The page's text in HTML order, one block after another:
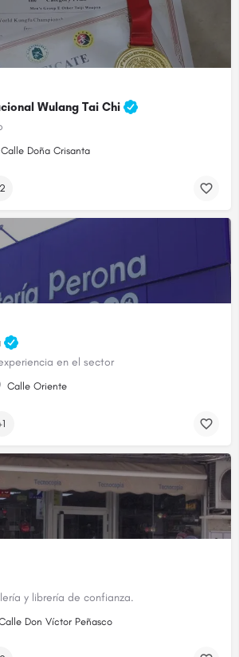
Wulang Tai Chi
Calle Doña Crisanta
en el sector
Calle Oriente
y librería de confianza.
Don Víctor Peñasco